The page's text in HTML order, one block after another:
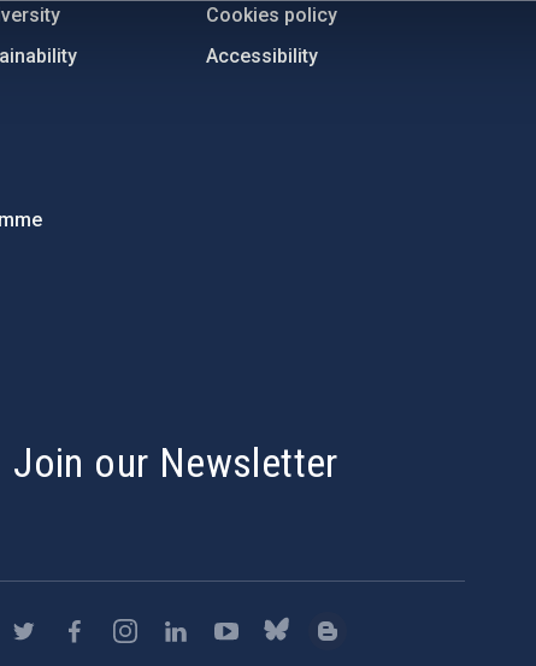
Cookies policy
Accessibility
Join our Newsletter